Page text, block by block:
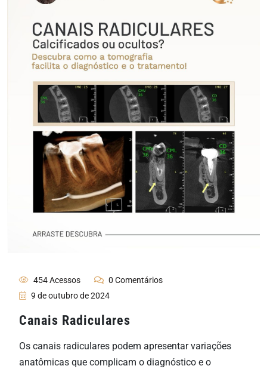
454 Acessos
0 Comentários
9 de outubro de 2024
Canais Radiculares
Os canais radiculares podem apresentar variações
anatômicas que complicam o diagnóstico e o